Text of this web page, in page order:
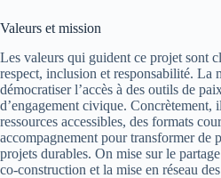
Valeurs et mission
Les valeurs qui guident ce projet sont
respect, inclusion et responsabilité. La
démocratiser l’accès à des outils de
d’engagement civique. Concrètement,
ressources accessibles, des formats
accompagnement pour transformer de
projets durables. On mise sur le
co-construction et la mise en réseau